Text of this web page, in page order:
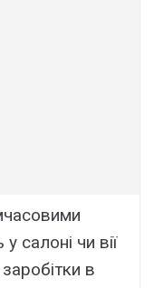
салоні чи вії
в